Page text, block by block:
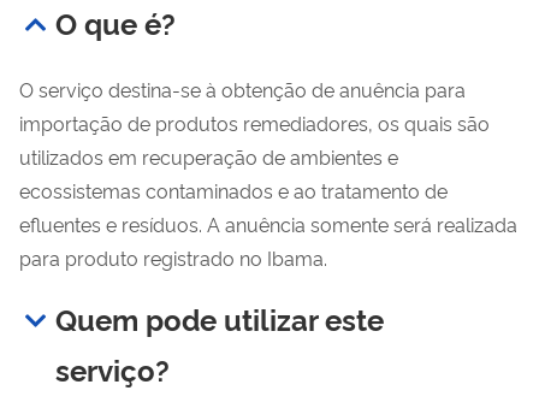
O que é?
O serviço destina-se à obtenção de anuência para
importação de produtos remediadores, os quais são
utilizados em recuperação de ambientes e
ecossistemas contaminados e ao tratamento de
efluentes e resíduos. A anuência somente será realizada
para produto registrado no Ibama.
Quem pode utilizar este
serviço?